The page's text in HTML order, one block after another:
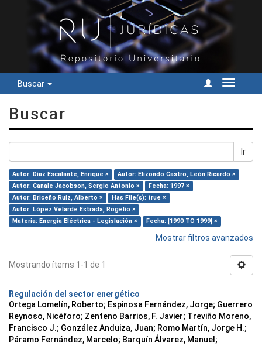
Buscar
Cambiar
Buscar
Ir
Autor: Díaz Escalante, Enrique ×
Autor: Elizondo Castro, León Ricardo ×
Autor: Canale Jacobson, Sergio Antonio ×
Fecha: 1997 ×
Autor: Briceño Ruiz, Alberto ×
Has File(s): true ×
Autor: López Velarde Estrada, Rogelio ×
Materia: Energía Eléctrica - Legislación ×
Fecha: [1990 TO 1999] ×
Mostrar filtros avanzados
Mostrando ítems 1-1 de 1
Regulación del sector energético
Ortega Lomelín, Roberto; Espinosa Fernández, Jorge; Guerrero
Reynoso, Nicéforo; Zenteno Barrios, F. Javier; Treviño Moreno,
Francisco J.; González Anduiza, Juan; Romo Martín, Jorge H.;
Páramo Fernández, Marcelo; Barquín Álvarez, Manuel;